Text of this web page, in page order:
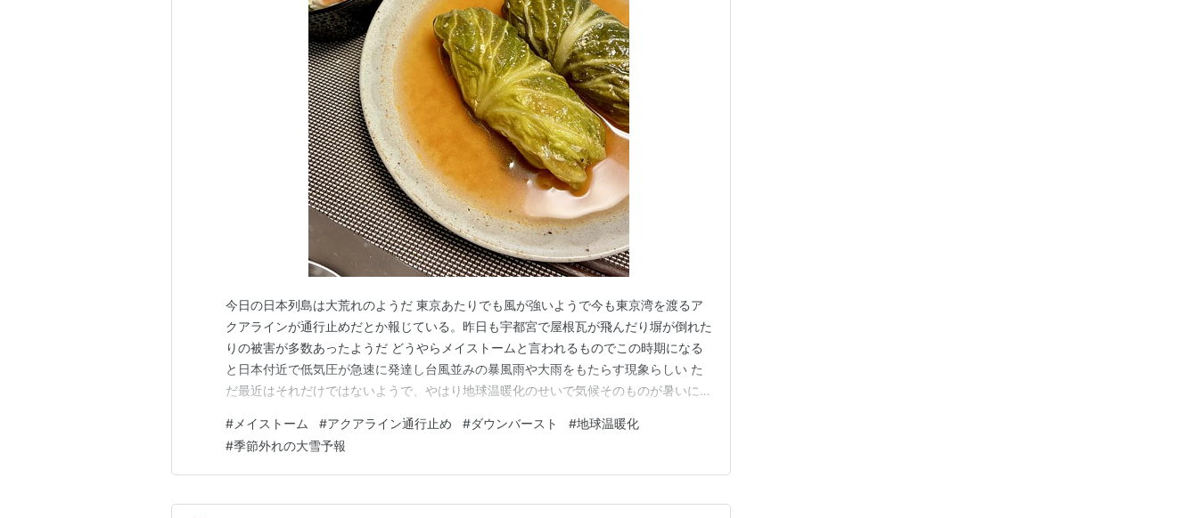
今日の日本列島は大荒れのようだ 東京あたりでも風が強いようで今も東京湾を渡るア
クアラインが通行止めだとか報じている。昨日も宇都宮で屋根瓦が飛んだり塀が倒れた
りの被害が多数あったようだ どうやらメイストームと言われるものでこの時期になる
と日本付近で低気圧が急速に発達し台風並みの暴風雨や大雨をもたらす現象らしい た
だ最近はそれだけではないようで、やはり地球温暖化のせいで気候そのものが暑いにせ
のに、もはや暑くて熱中症になりそうだなんて話が出ている一方で、ここ北海道の北側
のエリアでは季節外れの大雪注意報が出されている もちろ…
#メイストーム #アクアライン通行止め #ダウンバースト #地球温暖化
#季節外れの大雪予報